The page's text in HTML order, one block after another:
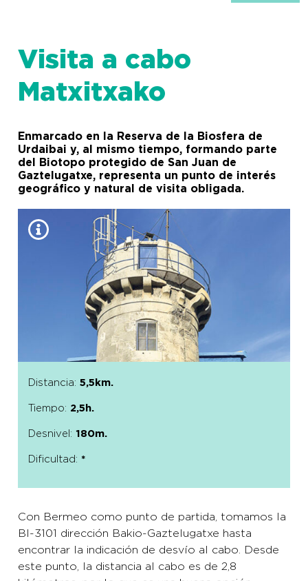
Visita a cabo
Matxitxako
Enmarcado en la Reserva de la Biosfera de
Urdaibai y, al mismo tiempo, formando parte
del Biotopo protegido de San Juan de
Gaztelugatxe, representa un punto de interés
geográfico y natural de visita obligada.
Distancia: 5,5km.
Tiempo: 2,5h.
Desnivel: 180m.
Dificultad: *
Con Bermeo como punto de partida, tomamos la
BI-3101 dirección Bakio-Gaztelugatxe hasta
encontrar la indicación de desvío al cabo. Desde
este punto, la distancia al cabo es de 2,8